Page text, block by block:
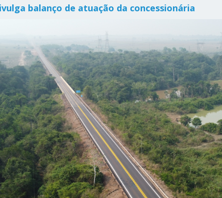
balanço de atuação da concessionária